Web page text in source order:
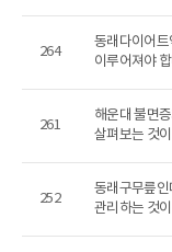
264
동래다이어트
이루어져야
261
해운대 불면
살펴보는 것
252
동래구무릎인
관리하는 것